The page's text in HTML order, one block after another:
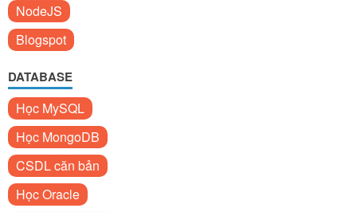
NodeJS
Blogspot
DATABASE
Học MySQL
Học MongoDB
CSDL căn bản
Học Oracle